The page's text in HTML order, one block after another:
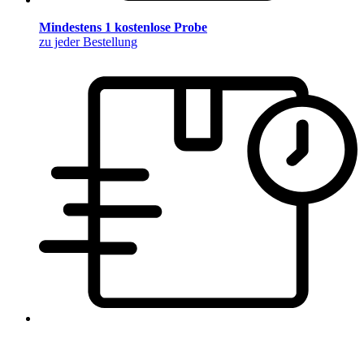
Mindestens 1 kostenlose Probe
zu jeder Bestellung